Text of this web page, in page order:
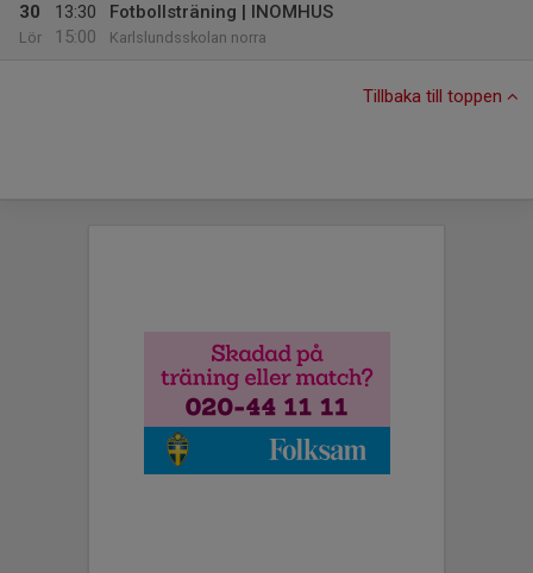
30
Lör
13:30
15:00
Fotbollsträning | INOMHUS
Karlslundsskolan norra
Tillbaka till toppen